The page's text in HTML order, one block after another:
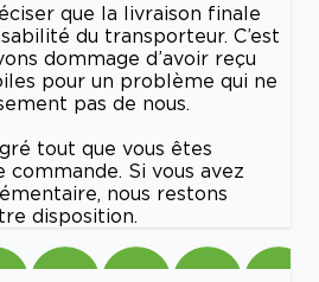
que la livraison finale
du transporteur. C’est
dommage d’avoir reçu
pour un problème qui ne
pas de nous.
tout que vous êtes
Si vous avez
nous restons
disposition.